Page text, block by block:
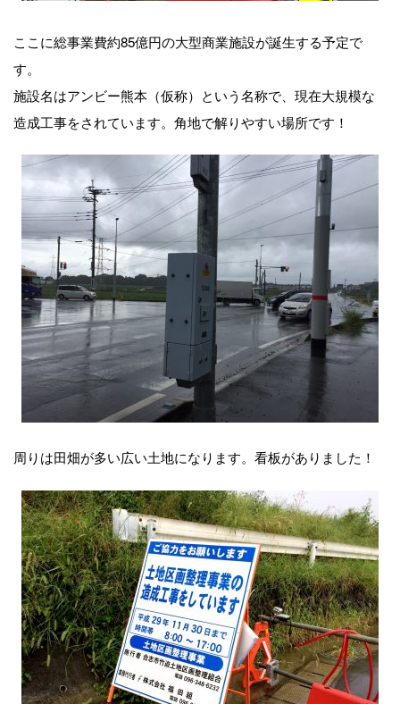
ここに総事業費約85億円の大型商業施設が誕生する予定で
す。
施設名はアンビー熊本（仮称）という名称で、現在大規模な
造成工事をされています。角地で解りやすい場所です！
周りは田畑が多い広い土地になります。看板がありました！